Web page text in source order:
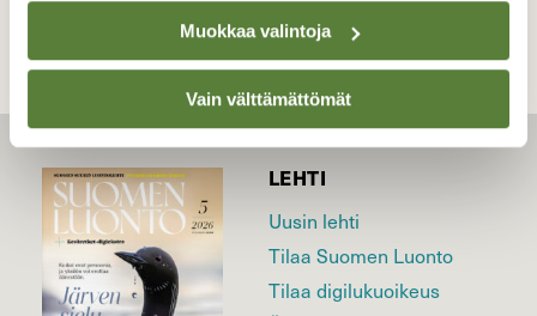
Muokkaa valintoja
Vain välttämättömät
LEHTI
Uusin lehti
Tilaa Suomen Luonto
Tilaa digilukuoikeus